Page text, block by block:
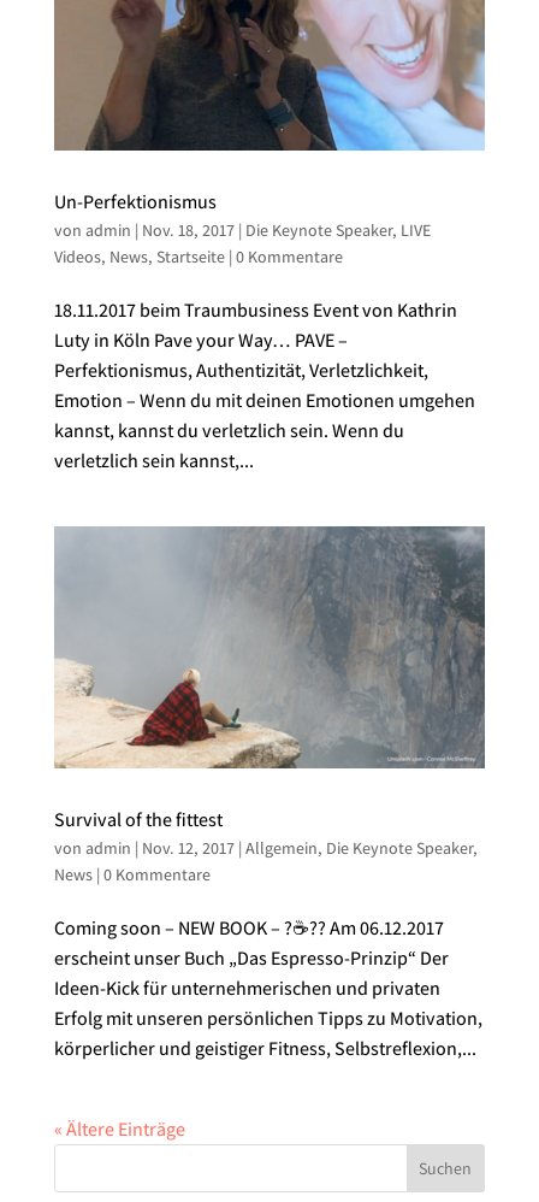
Un-Perfektionismus
von admin | Nov. 18, 2017| Die Keynote Speaker, LIVE
Videos, News, Startseite| 0 Kommentare
18.11.2017 beim Traumbusiness Event von Kathrin
Luty in Köln Pave your Way… PAVE –
Perfektionismus, Authentizität, Verletzlichkeit,
Emotion – Wenn du mit deinen Emotionen umgehen
kannst, kannst du verletzlich sein. Wenn du
verletzlich sein kannst,...
Survival of the fittest
von admin | Nov. 12, 2017| Allgemein, Die Keynote Speaker,
News| 0 Kommentare
Coming soon – NEW BOOK – ?☕️?? Am 06.12.2017
erscheint unser Buch „Das Espresso-Prinzip“ Der
Ideen-Kick für unternehmerischen und privaten
Erfolg mit unseren persönlichen Tipps zu Motivation,
körperlicher und geistiger Fitness, Selbstreflexion,...
« Ältere Einträge